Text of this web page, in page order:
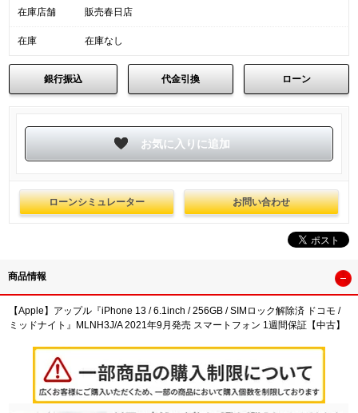
在庫店舗 販売春日店
在庫 在庫なし
銀行振込 代金引換 ローン
ローンシミュレーター お問い合わせ
商品情報
【Apple】アップル『iPhone 13 / 6.1inch / 256GB / SIMロック解除済 ドコモ /
ミッドナイト』MLNH3J/A 2021年9月発売 スマートフォン 1週間保証【中古】